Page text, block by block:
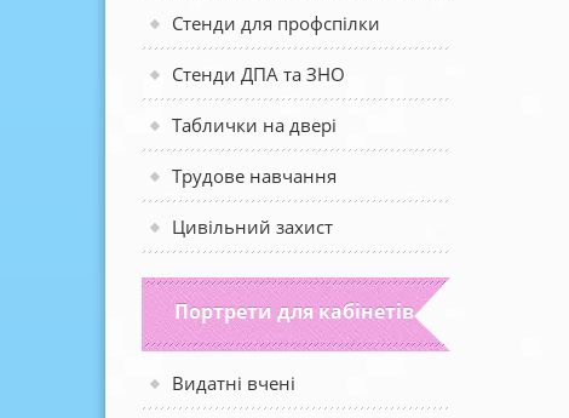
Стенди для профспілки
Стенди ДПА та ЗНО
Таблички на двері
Трудове навчання
Цивільний захист
Портрети для кабінетів
Видатні вчені